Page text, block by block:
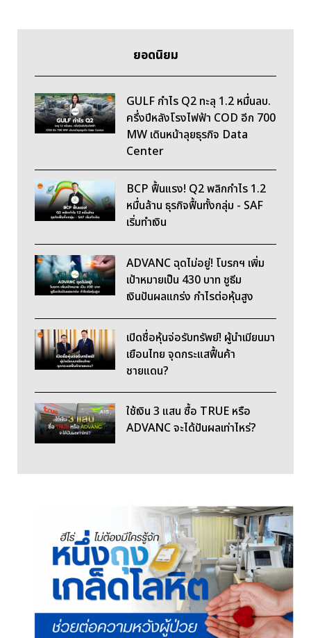
ยอดนิยม
GULF กำไร Q2 ทะลุ 1.2 หมื่นลบ.
ครึ่งปีหลังโรงไฟฟ้า COD อีก 700
MW เดินหน้าลุยธุรกิจ Data
Center
BCP ฟื้นแรง! Q2 พลิกกำไร 1.2
หมื่นล้าน ธุรกิจฟื้นทั้งกลุ่ม - SAF
เริ่มทำเงิน
ADVANC ฉุดไม่อยู่! โบรกฯ เพิ่ม
เป้าหมายเป็น 430 บาท ชูธีม
เงินปันผลแกร่ง กำไรต่อหุ้นสูง
เปิดชื่อหุ้นจ่อรับทรัพย์! ผู้นำเมียนมา
เยือนไทย จุดกระแสฟื้นค้า
ชายแดน?
ใช้เงิน 3 แสน ซื้อ TRUE หรือ
ADVANC จะได้ปันผลเท่าไหร่?